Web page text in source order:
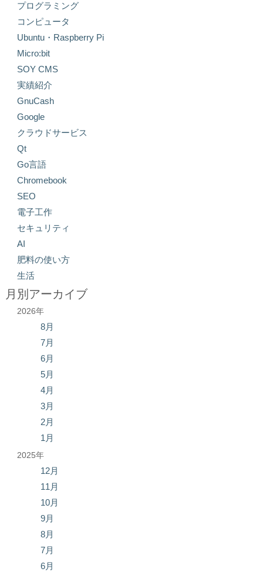
プログラミング
コンピュータ
Ubuntu・Raspberry Pi
Micro:bit
SOY CMS
実績紹介
GnuCash
Google
クラウドサービス
Qt
Go言語
Chromebook
SEO
電子工作
セキュリティ
AI
肥料の使い方
生活
月別アーカイブ
2026年
8月
7月
6月
5月
4月
3月
2月
1月
2025年
12月
11月
10月
9月
8月
7月
6月